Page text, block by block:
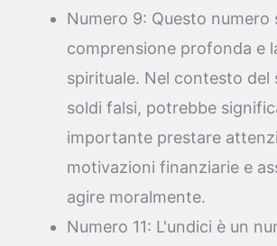
Numero 9: Questo numero
comprensione profonda e
spirituale. Nel contesto del
soldi falsi, potrebbe
importante prestare
motivazioni finanziarie e
agire moralmente.
Numero 11: L'undici è un